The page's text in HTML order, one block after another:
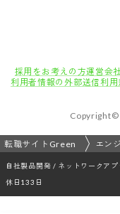
採用をお考えの方運営会
利用者情報の外部送信利用
Copyright©
転職サイトGreen エン
自社製品開発 / ネットワークア
休日133日